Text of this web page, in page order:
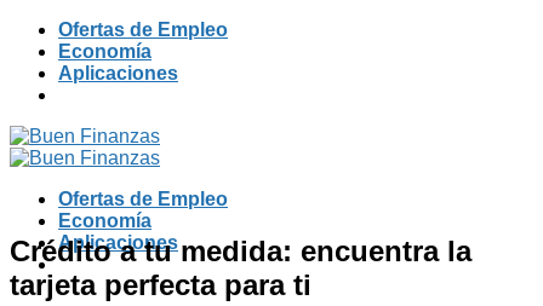
Skip
content
Ofertas de Empleo
Economía
Aplicaciones
Ofertas de Empleo
Economía
Aplicaciones
Crédito a tu medida: encuentra la
tarjeta perfecta para ti